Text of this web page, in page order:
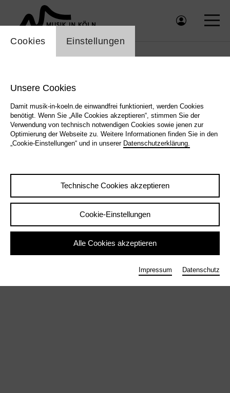
Einstellung Cookienbanner
Cookies Einstellungen
Unsere Cookies
Damit musik-in-koeln.de einwandfrei funktioniert, werden Cookies
benötigt. Wenn Sie „Alle Cookies akzeptieren“, stimmen Sie der
Verwendung von technisch notwendigen Cookies sowie jenen zur
Optimierung der Webseite zu. Weitere Informationen finden Sie in den
„Cookie-Einstellungen“ und in unserer Datenschutzerklärung.
Technische Cookies akzeptieren
Cookie-Einstellungen
Alle Cookies akzeptieren
Impressum Datenschutz